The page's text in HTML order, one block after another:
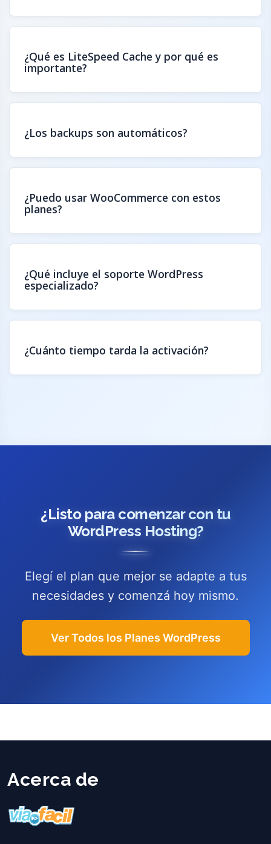
¿Qué es LiteSpeed Cache y por qué es
importante?
¿Los backups son automáticos?
¿Puedo usar WooCommerce con estos
planes?
¿Qué incluye el soporte WordPress
especializado?
¿Cuánto tiempo tarda la activación?
¿Listo para comenzar con tu
WordPress Hosting?
Elegí el plan que mejor se adapte a tus
necesidades y comenzá hoy mismo.
Ver Todos los Planes WordPress
Acerca de